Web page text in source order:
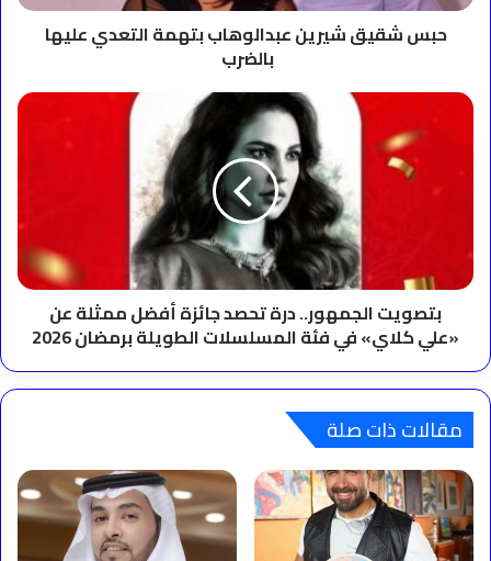
حبس شقيق شيرين عبدالوهاب بتهمة التعدي عليها
بالضرب
بتصويت
الجمهور..
عن
«علي
كلاي»
في
المسلسلات
برمضان
2026
بتصويت الجمهور.. درة تحصد جائزة أفضل ممثلة عن
«علي كلاي» في فئة المسلسلات الطويلة برمضان 2026
مقالات ذات صلة